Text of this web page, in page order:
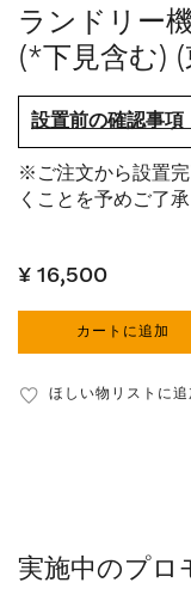
ランドリー
(*下見含む) (
設置前の確認事項
※ご注文から設置
くことを予めご了承
¥ 16,500
カートに追加
ほしい物リストに追
実施中のプロ